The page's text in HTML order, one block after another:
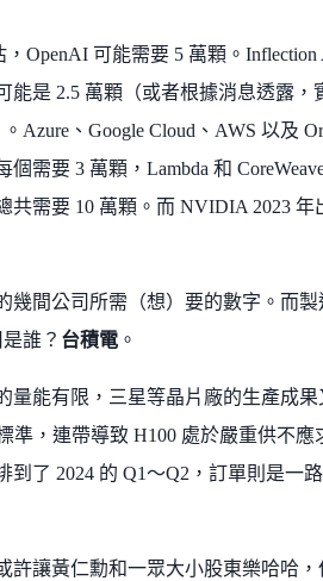
，OpenAI 可能需要 5 萬顆。Inflection
能是 2.5 萬顆（或者根據消息透露，
Azure、Google Cloud、AWS 以及
需要 3 萬顆，Lambda 和
共需要 10 萬顆。而 NVIDIA 2023 年
幾間公司所需（想）要的數字。而製
誰？ 台積電 。
量能有限，三星等晶片廠的生產成果
準，連帶導致 H100 處於嚴重供不應
到了 2024 的 Q1～Q2，訂單則是一
許讓黃仁勳和一眾大小股東樂哈哈，